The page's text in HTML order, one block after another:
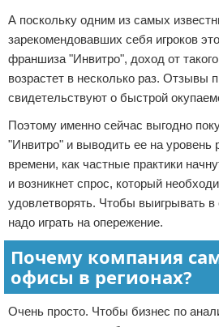
А поскольку одним из самых
зарекомендовавших себя игроков
франшиза "Инвитро", доход от
возрастет в несколько раз. Отзывы
свидетельствуют о быстрой
Поэтому именно сейчас выгодно
"Инвитро" и выводить ее на уровень
времени, как частные практики
и возникнет спрос, который
удовлетворять. Чтобы выигрывать
надо играть на опережение.
Почему компания
офисы в регионах?
Очень просто. Чтобы бизнес по